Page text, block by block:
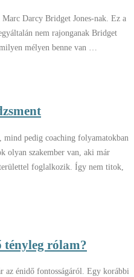
Darcy Bridget Jones-nak. Ez a
nem rajonganak Bridget
mélyen benne van …
mind pedig coaching folyamatokban
olyan szakember van, aki már
foglalkozik. Így nem titok,
tényleg rólam?
az énidő fontosságáról. Egy korábbi